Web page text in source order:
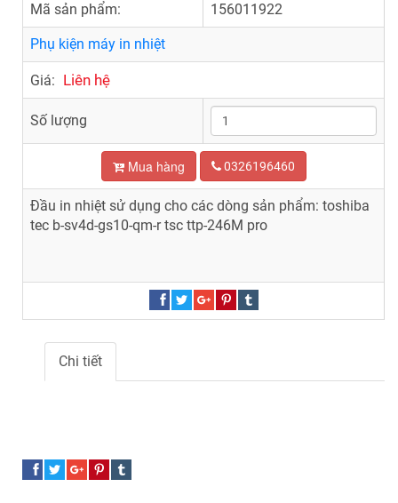
Mã sản phẩm: 156011922
Phụ kiện máy in nhiệt
Giá: Liên hệ
Số lượng
Mua hàng 0326196460
Đầu in nhiệt sử dụng cho các dòng sản phẩm: toshiba
tec b-sv4d-gs10-qm-r tsc ttp-246M pro
Chi tiết